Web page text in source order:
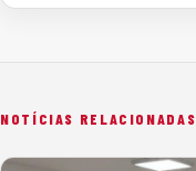
NOTÍCIAS RELACIONADAS